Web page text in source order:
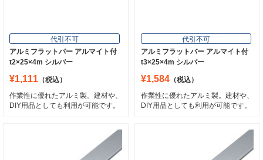
代引不可
アルミフラットバー アルマイト付
t2×25×4m シルバー
¥1,111 （税込）
作業性に優れたアルミ製。建材や、
DIY用品としても利用が可能です。
代引不可
アルミフラットバー アルマイト付
t3×25×4m シルバー
¥1,584 （税込）
作業性に優れたアルミ製。建材や、
DIY用品としても利用が可能です。